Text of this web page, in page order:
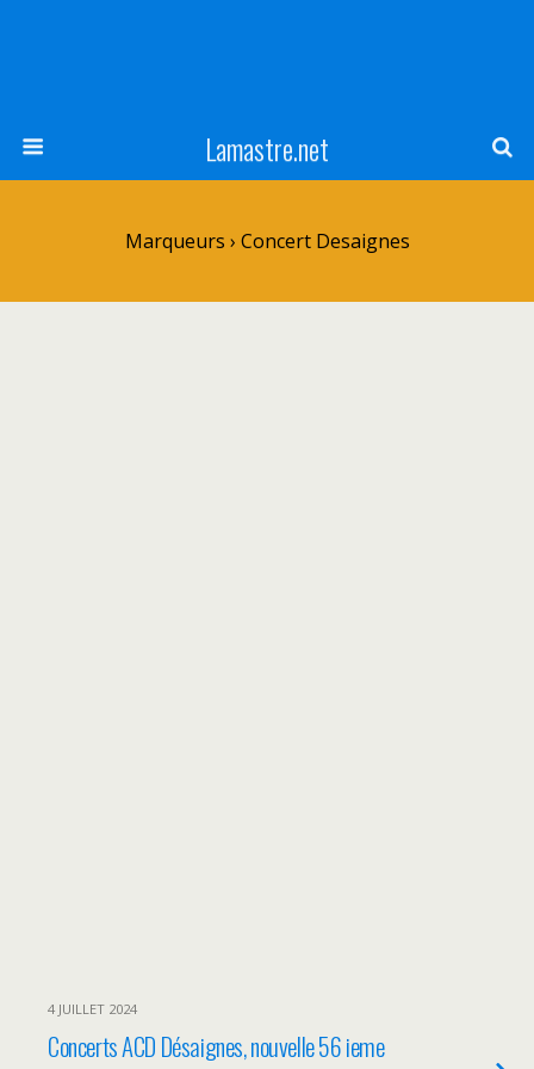
Lamastre.net
Marqueurs › Concert Desaignes
4 JUILLET 2024
Concerts ACD Désaignes, nouvelle 56 ieme